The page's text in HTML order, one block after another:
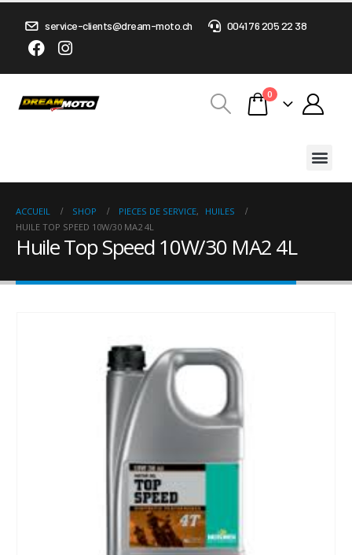
service-clients@dream-moto.ch 0041 76 205 22 38
0
ACCUEIL SHOP PIECES DE SERVICE,
HUILES
HUILE TOP SPEED 10W/30 MA2 4L
Huile Top Speed 10W/30 MA2 4L